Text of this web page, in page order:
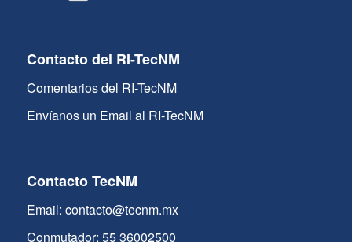
Contacto del RI-TecNM
Comentarios del RI-TecNM
Envíanos un Email al RI-TecNM
Contacto TecNM
Email: contacto@tecnm.mx
Conmutador: 55 36002500